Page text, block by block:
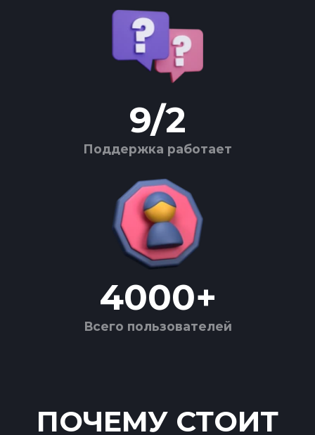
9/2
Поддержка работает
4000+
Всего пользователей
ПОЧЕМУ СТОИТ